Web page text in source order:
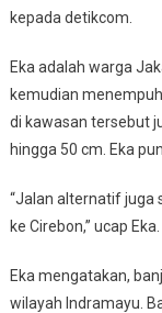
kepada detikcom.
Eka adalah warga
kemudian
di kawasan tersebut
hingga 50 cm. Eka
“Jalan alternatif juga
ke Cirebon,” ucap Eka.
Eka mengatakan,
wilayah Indramayu.